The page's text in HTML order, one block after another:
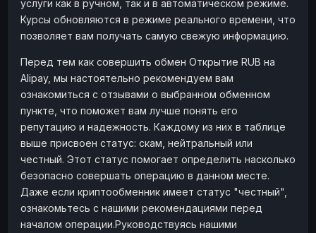
услуги как в ручном, так и в автоматическом режиме.
Курсы обновляются в режиме реального времени, что
позволяет вам получать самую свежую информацию.
Перед тем как совершить обмен Открытие RUB на
Alipay, мы настоятельно рекомендуем вам
ознакомиться с отзывами о выбранном обменном
пункте, что поможет вам лучше понять его
репутацию и надежность. Каждому из них в таблице
выше присвоен статус: скам, нейтральный или
честный. Этот статус помогает определить насколько
безопасно совершать операцию в данном месте.
Даже если криптообменник имеет статус "честный",
ознакомьтесь с нашими рекомендациями перед
началом операции.Руководствуясь нашими